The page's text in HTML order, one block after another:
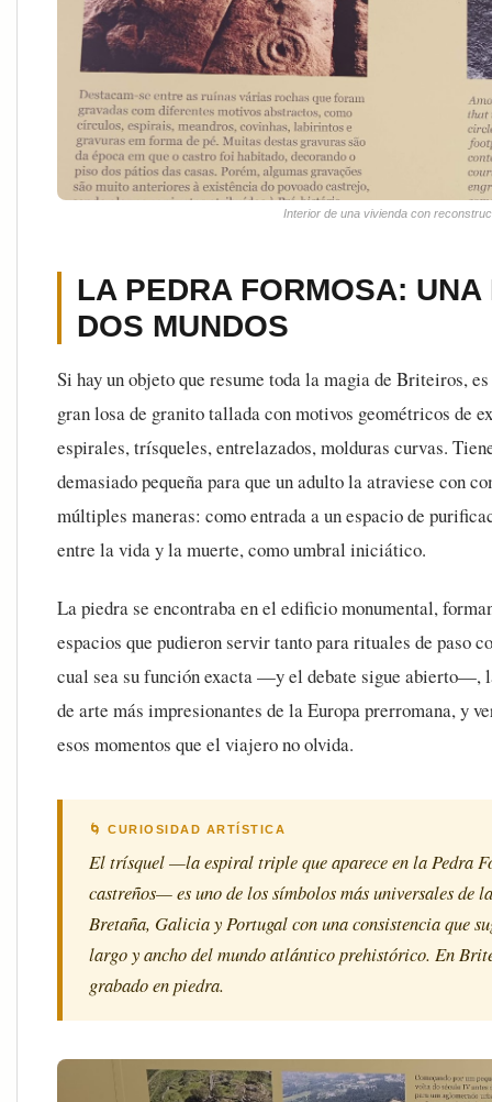
Interior de una vivienda con
LA PEDRA FORMOSA: UNA
DOS MUNDOS
Si hay un objeto que resume toda la magia de Briteiros,
gran losa de granito tallada con motivos geométricos de
espirales, trísqueles, entrelazados, molduras curvas.
demasiado pequeña para que un adulto la atraviese con
múltiples maneras: como entrada a un espacio de
entre la vida y la muerte, como umbral iniciático.
La piedra se encontraba en el edificio monumental,
espacios que pudieron servir tanto para rituales de paso
cual sea su función exacta —y el debate sigue abierto—,
de arte más impresionantes de la Europa prerromana, y
esos momentos que el viajero no olvida.
🌀 CURIOSIDAD ARTÍSTICA
El trísquel —la espiral triple que aparece en la Pedra
castreños— es uno de los símbolos más universales de
Bretaña, Galicia y Portugal con una consistencia que
largo y ancho del mundo atlántico prehistórico. En
grabado en piedra.